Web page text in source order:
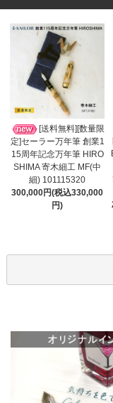
[送料無料][数量限
定]セーラー万年筆 創業1
15周年記念万年筆 HIRO
SHIMA 寄木細工 MF(中
細) 101115320
300,000円(税込330,000
円)